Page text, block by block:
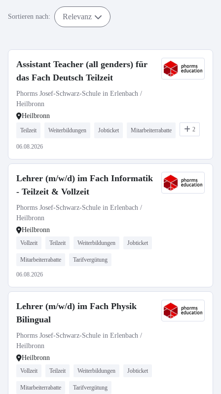
Sortieren nach: Relevanz
Assistant Teacher (all genders) für
das Fach Deutsch Teilzeit
Phorms Josef-Schwarz-Schule in Erlenbach /
Heilbronn
Heilbronn
Teilzeit Weiterbildungen Jobticket Mitarbeiterrabatte 2
06.08.2026
Lehrer (m/w/d) im Fach Informatik
- Teilzeit & Vollzeit
Phorms Josef-Schwarz-Schule in Erlenbach /
Heilbronn
Heilbronn
Vollzeit Teilzeit Weiterbildungen Jobticket
Mitarbeiterrabatte Tarifvergütung
06.08.2026
Lehrer (m/w/d) im Fach Physik
Bilingual
Phorms Josef-Schwarz-Schule in Erlenbach /
Heilbronn
Heilbronn
Vollzeit Teilzeit Weiterbildungen Jobticket
Mitarbeiterrabatte Tarifvergütung